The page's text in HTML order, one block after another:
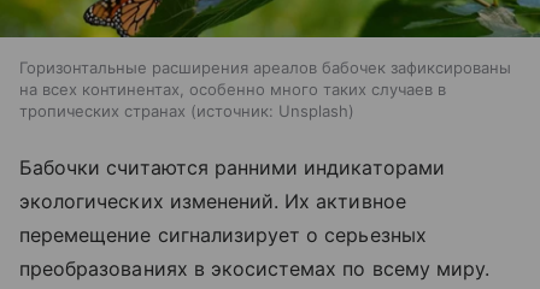
Горизонтальные расширения ареалов бабочек зафиксированы
на всех континентах, особенно много таких случаев в
тропических странах
источник: Unsplash
Бабочки считаются ранними индикаторами
экологических изменений. Их активное
перемещение сигнализирует о серьезных
преобразованиях в экосистемах по всему миру.